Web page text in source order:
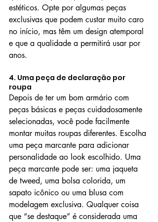
estéticos. Opte por algumas peças
exclusivas que podem custar muito caro
no início, mas têm um design atemporal
e que a qualidade a permitirá usar por
anos.
4. Uma peça de declaração por
roupa
Depois de ter um bom armário com
peças básicas e peças cuidadosamente
selecionadas, você pode facilmente
montar muitas roupas diferentes. Escolha
uma peça marcante para adicionar
personalidade ao look escolhido. Uma
peça marcante pode ser: uma jaqueta
de tweed, uma bolsa colorida, um
sapato icônico ou uma blusa com
modelagem exclusiva. Qualquer coisa
que “se destaque” é considerada uma